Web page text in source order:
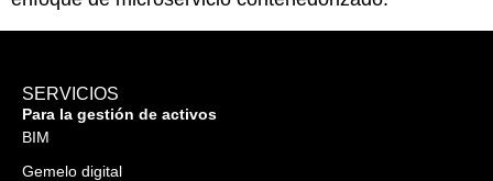
SERVICIOS
Para la gestión de activos
BIM
Gemelo digital